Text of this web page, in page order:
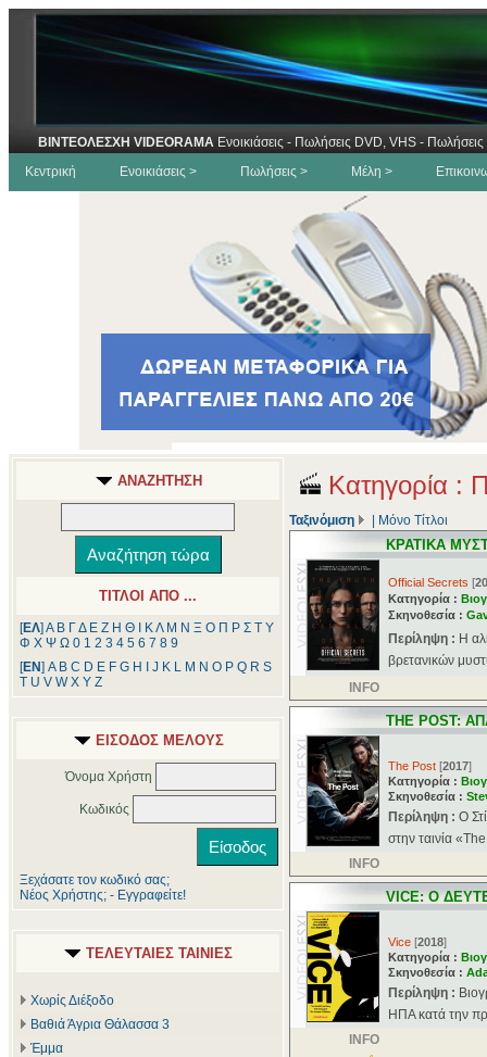
ΒΙΝΤΕΟΛΕΣΧΗ VIDEORAMA Ενοικιάσεις - Πωλήσεις DVD, VHS -
Κεντρική
Ενοικιάσεις > Πωλήσεις > Μέλη >
ΑΝΑΖΗΤΗΣΗ
ΤΙΤΛΟΙ ΑΠΟ ...
[ΕΛ] Α Β ΓΔ Ε Ζ Η Θ ΚΛ Μ Ν Ξ Ο Π Ρ Σ Τ Υ
Φ Χ Ψ Ω 0 1 2 3 4 5 6 7 8 9
[ΕΝ] A B C D E F G H J K L M N O P Q R S
T U V W X Y Z
ΕΙΣΟΔΟΣ ΜΕΛΟΥΣ
Όνομα Χρήστη
Κωδικός
Ξεχάσατε τον κωδικό σας;
Νέος Χρήστης; - Εγγραφείτε!
ΤΕΛΕΥΤΑΙΕΣ ΤΑΙΝΙΕΣ
Χωρίς Διέξοδο
Βαθιά Άγρια Θάλασσα 3
Έμμα
Κατηγορία :
Ταξινόμιση Μόνο Τίτλοι
ΚΡΑΤΙΚΑ
Official Secrets [
Κατηγορία :
Σκηνοθεσία :
Περίληψη : Η
βρετανικών
INFO
THE POST:
The Post [2017]
Κατηγορία :
Σκηνοθεσία :
Περίληψη : O
στην ταινία
INFO
VICE: Ο
Vice [2018]
Κατηγορία :
Σκηνοθεσία :
Περίληψη :
ΗΠΑ κατά την
INFO